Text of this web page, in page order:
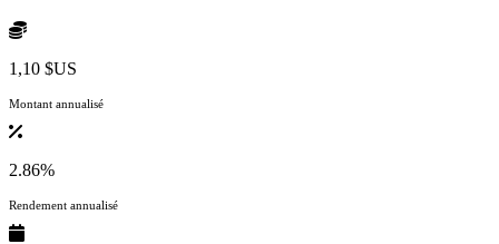
1,10 $US
Montant annualisé
2.86%
Rendement annualisé